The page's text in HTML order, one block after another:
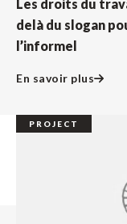
Les droits du
delà du slogan
l’informel
En savoir plus
PROJECT